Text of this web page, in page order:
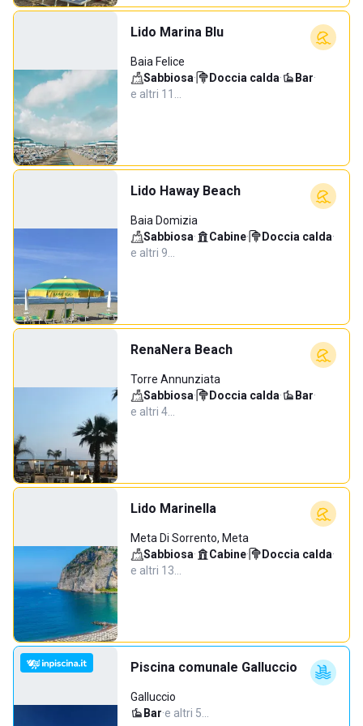
Lido Marina Blu
Baia Felice
Sabbiosa· Doccia calda· Bar·
e altri 11…
Lido Haway Beach
Baia Domizia
Sabbiosa· Cabine· Doccia calda·
e altri 9…
RenaNera Beach
Torre Annunziata
Sabbiosa· Doccia calda· Bar·
e altri 4…
Lido Marinella
Meta Di Sorrento, Meta
Sabbiosa· Cabine· Doccia calda·
e altri 13…
Piscina comunale Galluccio
Galluccio
Bar·e altri 5…